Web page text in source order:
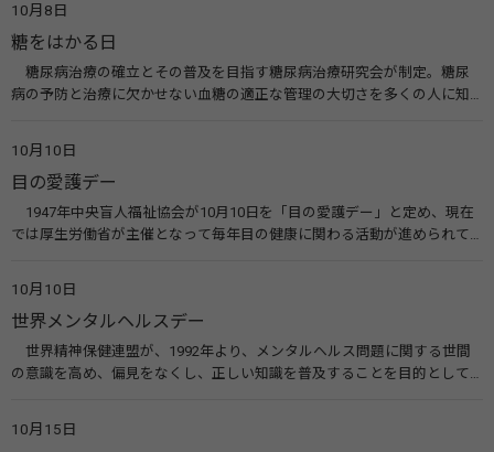
10月8日
糖をはかる日
糖尿病治療の確立とその普及を目指す糖尿病治療研究会が制定。糖尿
病の予防と治療に欠かせない血糖の適正な管理の大切さを多くの人に知
療研究会） 糖尿病ネットワーク
10月10日
目の愛護デー
1947年中央盲人福祉協会が10月10日を「目の愛護デー」と定め、現在
では厚生労働省が主催となって毎年目の健康に関わる活動が進められて
会）
10月10日
世界メンタルヘルスデー
世界精神保健連盟が、1992年より、メンタルヘルス問題に関する世間
の意識を高め、偏見をなくし、正しい知識を普及することを目的として、
す。 関連リンク 世界メンタルヘルスデー（厚生労働省） 働く人のメンタ
10月15日